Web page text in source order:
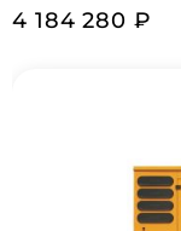
4 184 280 ₽